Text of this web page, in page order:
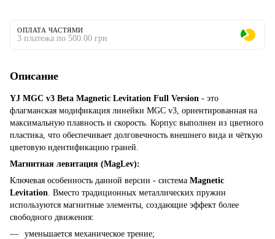
ОПЛАТА ЧАСТЯМИ
3 платежа по 500.00 грн
Описание
YJ MGC v3 Beta Magnetic Levitation Full Version - это
флагманская модификация линейки MGC v3, ориентированная на
максимальную плавность и скорость. Корпус выполнен из цветного
пластика, что обеспечивает долговечность внешнего вида и чёткую
цветовую идентификацию граней.
Магнитная левитация (MagLev):
Ключевая особенность данной версии - система Magnetic
Levitation . Вместо традиционных металлических пружин
используются магнитные элементы, создающие эффект более
свободного движения:
уменьшается механическое трение;